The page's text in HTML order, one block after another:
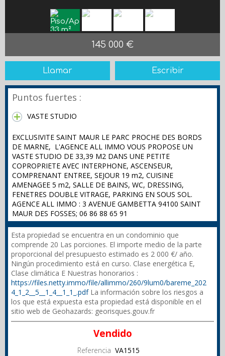
145 000 €
Llamar Escribir
Puntos fuertes :
VASTE STUDIO
EXCLUSIVITE SAINT MAUR LE PARC PROCHE DES BORDS
DE MARNE, L'AGENCE ALL IMMO VOUS PROPOSE UN
VASTE STUDIO DE 33,39 M2 DANS UNE PETITE
COPROPRIETE AVEC INTERPHONE, ASCENSEUR,
COMPRENANT ENTREE, SEJOUR 19 m2, CUISINE
AMENAGEE 5 m2, SALLE DE BAINS, WC, DRESSING,
FENETRES DOUBLE VITRAGE, PARKING EN SOUS SOL.
AGENCE ALL IMMO : 3 AVENUE GAMBETTA 94100 SAINT
MAUR DES FOSSES; 06 86 88 65 91
Esta propiedad se encuentra en un condominio que
comprende 20 Las porciones. El importe medio de la parte
proporcional del presupuesto estimado es 2 000 €/ año.
Ningún procedimiento está en curso. Clase energética E,
Clase climática E Nuestras honorarios :
https://files.netty.immo/file/allimmo/260/9lum0/bareme_202
4_1_2__5__1_4__1_1_.pdfLa información sobre los riesgos a
los que está expuesta esta propiedad está disponible en el
sitio web de Geohazards: georisques.gouv.fr
Vendido
Referencia VA1515